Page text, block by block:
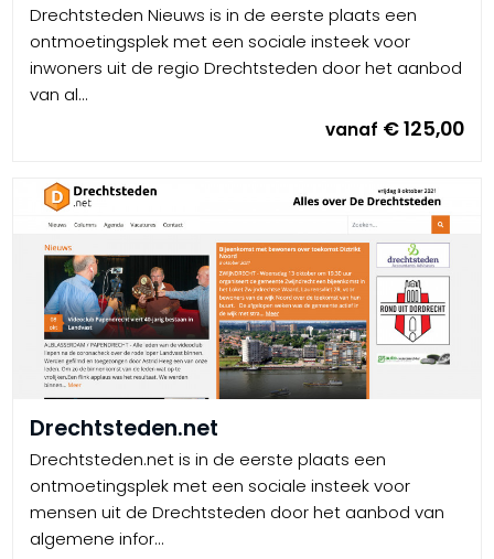
Drechtsteden Nieuws is in de eerste plaats een
ontmoetingsplek met een sociale insteek voor
inwoners uit de regio Drechtsteden door het aanbod
van al...
vanaf € 125,00
Drechtsteden.net
Drechtsteden.net is in de eerste plaats een
ontmoetingsplek met een sociale insteek voor
mensen uit de Drechtsteden door het aanbod van
algemene infor...